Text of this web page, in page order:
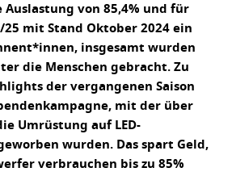
von 85,4% und für
25 mit Stand Oktober 2024 ein
insgesamt wurden
die Menschen gebracht. Zu
der vergangenen Saison
mit der über
Umrüstung auf LED-
wurden. Das spart Geld,
verbrauchen bis zu 85%